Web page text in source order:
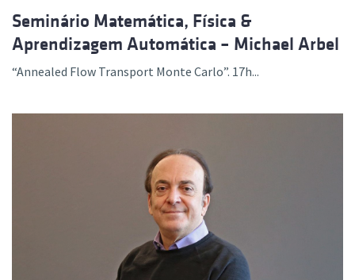
Seminário Matemática, Física &
Aprendizagem Automática – Michael Arbel
“Annealed Flow Transport Monte Carlo”. 17h...